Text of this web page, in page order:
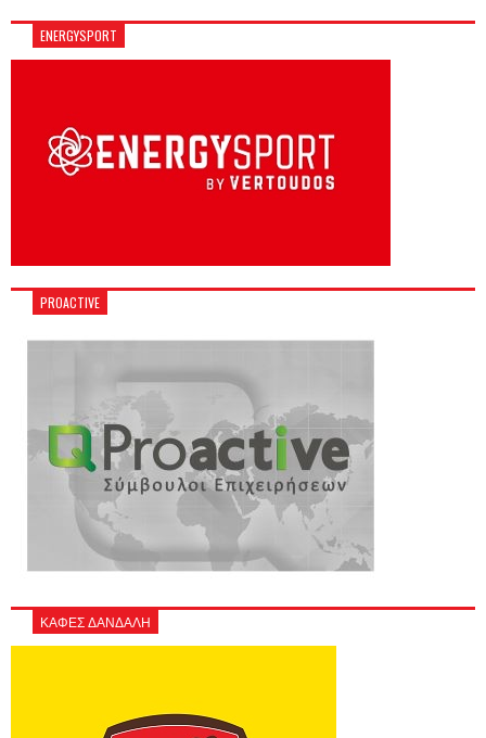
ENERGYSPORT
PROACTIVE
ΚΑΦΕΣ ΔΑΝΔΑΛΗ